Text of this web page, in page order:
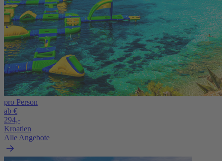
pro Person
ab €
294,-
Kroatien
Alle Angebote